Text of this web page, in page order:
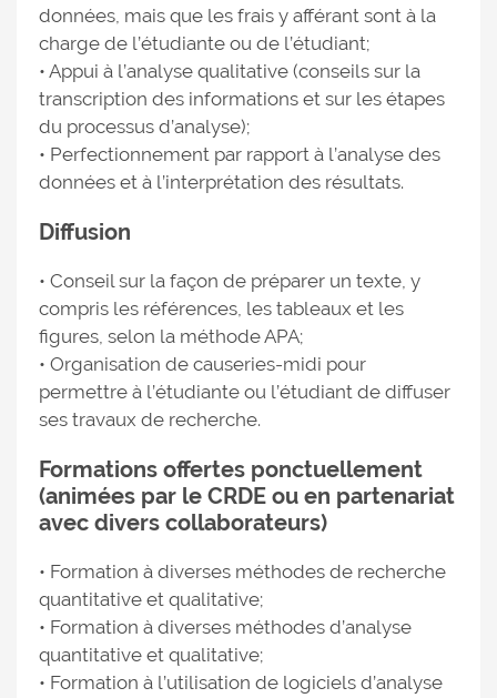
données, mais que les frais y afférant sont à la
charge de l’étudiante ou de l’étudiant;
• Appui à l’analyse qualitative (conseils sur la
transcription des informations et sur les étapes
du processus d’analyse);
• Perfectionnement par rapport à l’analyse des
données et à l’interprétation des résultats.
Diffusion
• Conseil sur la façon de préparer un texte, y
compris les références, les tableaux et les
figures, selon la méthode APA;
• Organisation de causeries-midi pour
permettre à l’étudiante ou l’étudiant de diffuser
ses travaux de recherche.
Formations offertes ponctuellement
(animées par le CRDE ou en partenariat
avec divers collaborateurs)
• Formation à diverses méthodes de recherche
quantitative et qualitative;
• Formation à diverses méthodes d’analyse
quantitative et qualitative;
• Formation à l’utilisation de logiciels d’analyse